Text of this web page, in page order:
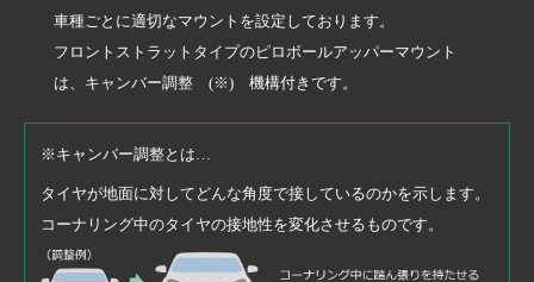
車種ごとに適切なマウントを設定しております。
フロントストラットタイプのピロボールアッパーマウント
は、キャンバー調整 (※) 機構付きです。
※キャンバー調整とは…
タイヤが地面に対してどんな角度で接しているのかを示します。
コーナリング中のタイヤの接地性を変化させるものです。